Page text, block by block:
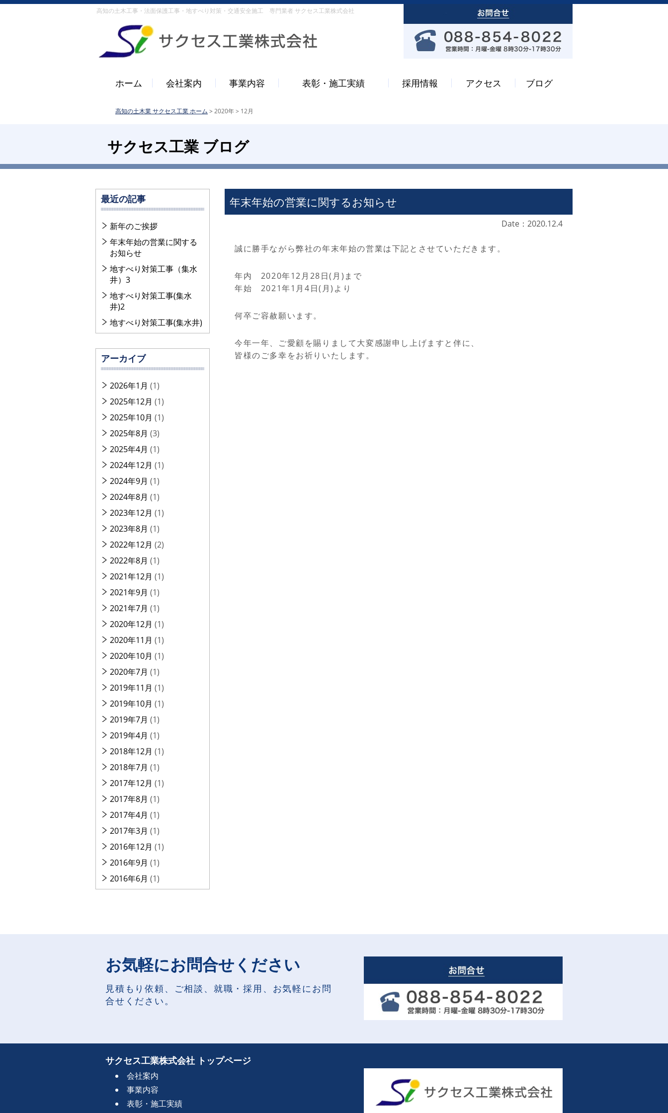
高知の土木工事・法面保護工事・地すべり対策・交通安全施工 専門業者 サクセス工業株式会社
ホーム 会社案内 事業内容 表彰・施工実績 採用情報 アクセス ブログ
高知の土木業 サクセス工業 ホーム > 2020年 > 12月
サクセス工業 ブログ
年末年始の営業に関するお知らせ
Date：2020.12.4
誠に勝手ながら弊社の年末年始の営業は下記とさせていただきます。
年内 2020年12月28日(月)まで
年始 2021年1月4日(月)より
何卒ご容赦願います。
今年一年、ご愛顧を賜りまして大変感謝申し上げますと伴に、
皆様のご多幸をお祈りいたします。
最近の記事
新年のご挨拶
年末年始の営業に関する
お知らせ
地すべり対策工事（集水
井）3
地すべり対策工事(集水
井)2
地すべり対策工事(集水井)
アーカイブ
2026年1月 (1)
2025年12月 (1)
2025年10月 (1)
2025年8月 (3)
2025年4月 (1)
2024年12月 (1)
2024年9月 (1)
2024年8月 (1)
2023年12月 (1)
2023年8月 (1)
2022年12月 (2)
2022年8月 (1)
2021年12月 (1)
2021年9月 (1)
2021年7月 (1)
2020年12月 (1)
2020年11月 (1)
2020年10月 (1)
2020年7月 (1)
2019年11月 (1)
2019年10月 (1)
2019年7月 (1)
2019年4月 (1)
2018年12月 (1)
2018年7月 (1)
2017年12月 (1)
2017年8月 (1)
2017年4月 (1)
2017年3月 (1)
2016年12月 (1)
2016年9月 (1)
2016年6月 (1)
お気軽にお問合せください
見積もり依頼、ご相談、就職・採用、お気軽にお問
合せください。
サクセス工業株式会社 トップページ
会社案内
事業内容
表彰・施工実績